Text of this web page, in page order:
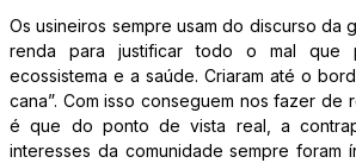
Os usineiros sempre usam do discurso da
renda para justificar todo o mal que
ecossistema e a saúde. Criaram até o
cana”. Com isso conseguem nos fazer de
é que do ponto de vista real, a
interesses da comunidade sempre foram